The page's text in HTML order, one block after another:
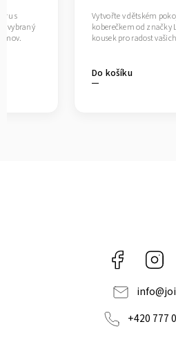
s
vybraný
Do košíku
Vytvořte v dětském
koberečkem od značky
kousek pro radost
Facebook
info@
+420 777